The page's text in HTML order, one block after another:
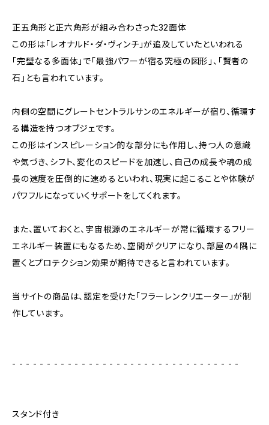
正五角形と正六角形が組み合わさった32面体
この形は「レオナルド・ダ・ヴィンチ」が追及していたといわれる
「完璧なる多面体」で「最強パワーが宿る究極の図形」、「賢者の
石」とも言われています。
内側の空間にグレートセントラルサンのエネルギーが宿り、循環す
る構造を持つオブジェです。
この形はインスピレーション的な部分にも作用し、持つ人の意識
や気づき、シフト、変化のスピードを加速し、自己の成長や魂の成
長の速度を圧倒的に速めるといわれ、現実に起こることや体験が
パワフルになっていくサポートをしてくれます。
また、置いておくと、宇宙根源のエネルギーが常に循環するフリー
エネルギー装置にもなるため、空間がクリアになり、部屋の４隅に
置くとプロテクション効果が期待できると言われています。
当サイトの商品は、認定を受けた「フラーレンクリエーター」が制
作しています。
- - - - - - - - - - - - - - - - - - - - - - - - - - - - - - - - -
スタンド付き